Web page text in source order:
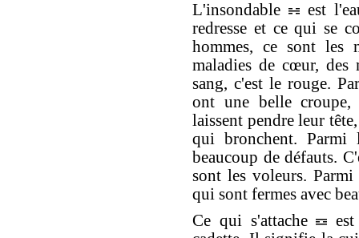
L'insondable
est
redresse et ce qui se
hommes, ce sont les
maladies de cœur, des
sang, c'est le rouge.
ont une belle croupe,
laissent pendre leur
qui bronchent.
beaucoup de défauts.
sont les voleurs.
qui sont fermes avec
Ce qui s'attache